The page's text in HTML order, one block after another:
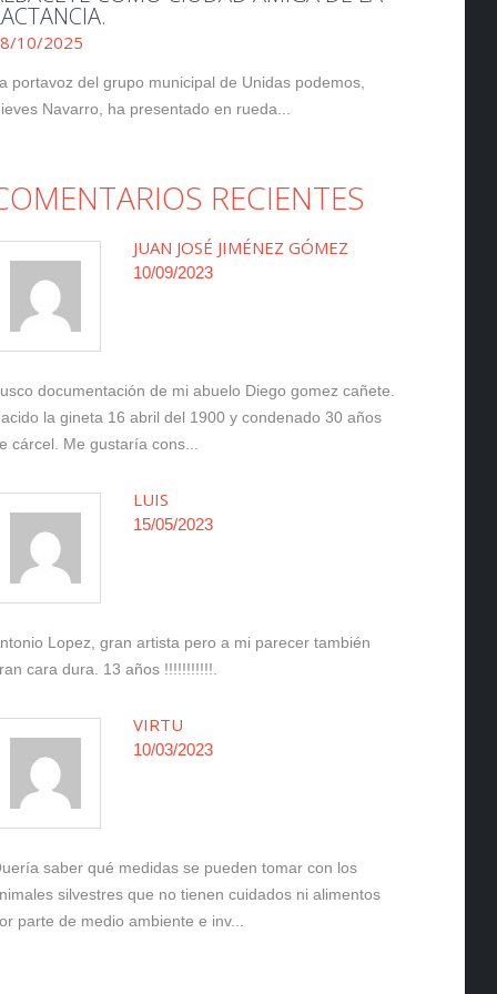
10/2025
portavoz del grupo municipal de Unidas podemos,
Navarro, ha presentado en rueda...
RECIENTES
JUAN JOSÉ JIMÉNEZ GÓMEZ
10/09/2023
documentación de mi abuelo Diego gomez cañete.
la gineta 16 abril del 1900 y condenado 30 años
cárcel. Me gustaría cons...
LUIS
15/05/2023
Lopez, gran artista pero a mi parecer también
cara dura. 13 años !!!!!!!!!!!.
VIRTU
10/03/2023
saber qué medidas se pueden tomar con los
silvestres que no tienen cuidados ni alimentos
parte de medio ambiente e inv...